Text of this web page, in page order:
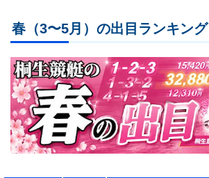
春（3〜5月）の出目ランキング